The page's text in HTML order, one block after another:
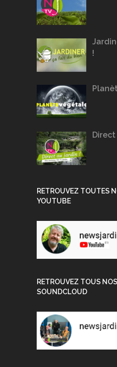
!
RETROUVEZ TOUTES
YOUTUBE
RETROUVEZ TOUS
SOUNDCLOUD